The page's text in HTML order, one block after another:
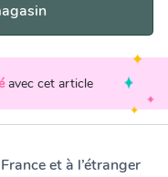
avec cet article
et à l’étranger